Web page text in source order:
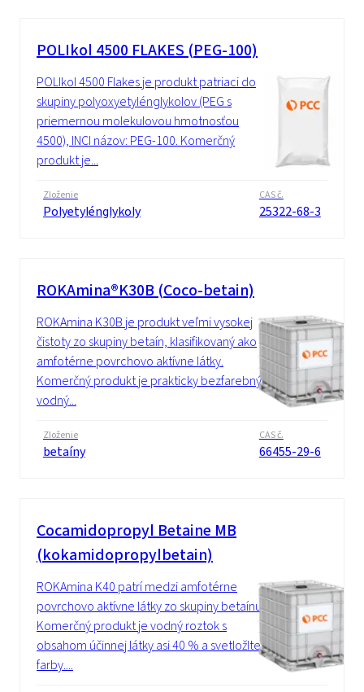
POLIkol 4500 FLAKES (PEG-100)
POLIkol 4500 Flakes je produkt patriaci do
skupiny polyoxyetylénglykolov (PEG s
priemernou molekulovou hmotnosťou
4500), INCI názov: PEG-100. Komerčný
produkt je...
Zloženie
Polyetylénglykoly
CAS č.
25322-68-3
ROKAmina®K30B (Coco-betain)
ROKAmina K30B je produkt veľmi vysokej
čistoty zo skupiny betaín, klasifikovaný ako
amfotérne povrchovo aktívne látky.
Komerčný produkt je prakticky bezfarebný
vodný...
Zloženie
betaíny
CAS č.
66455-29-6
Cocamidopropyl Betaine MB
(kokamidopropylbetain)
ROKAmina K40 patrí medzi amfotérne
povrchovo aktívne látky zo skupiny betaínu.
Komerčný produkt je vodný roztok s
obsahom účinnej látky asi 40 % a svetložltej
farby....